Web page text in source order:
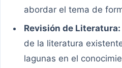
abordar el tema de
Revisión de Literatura:
de la literatura
lagunas en el